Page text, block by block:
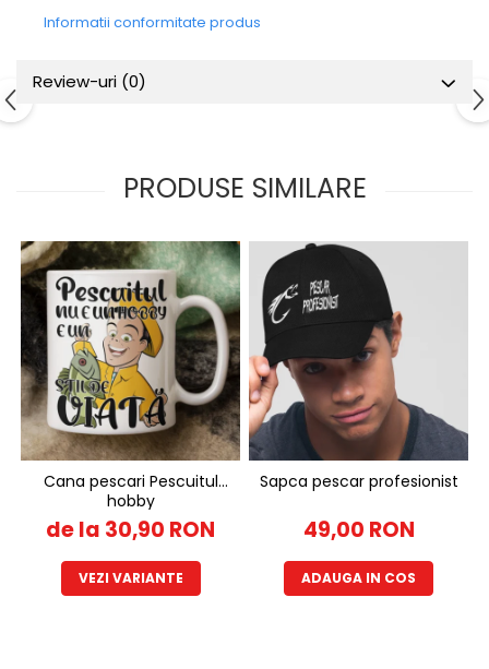
Informatii conformitate produs
Review-uri (0)
PRODUSE SIMILARE
Cana pescari Pescuitul
hobby
de la 30,90 RON
VEZI VARIANTE
Sapca pescar profesionist
49,00 RON
ADAUGA IN COS